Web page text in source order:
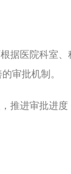
据医院科室
审批机制。
推进审批进